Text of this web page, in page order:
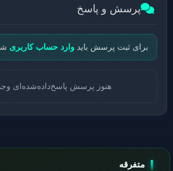
پرسش و پاسخ
برای ثبت پرسش باید وارد حساب کاربری
هنوز پرسش پاسخ‌داده‌شده‌ای
متفرقه